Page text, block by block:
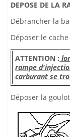
DEPOSE DE LA
Débrancher la
Déposer le
ATTENTION :
rampe
carburant se
Déposer la